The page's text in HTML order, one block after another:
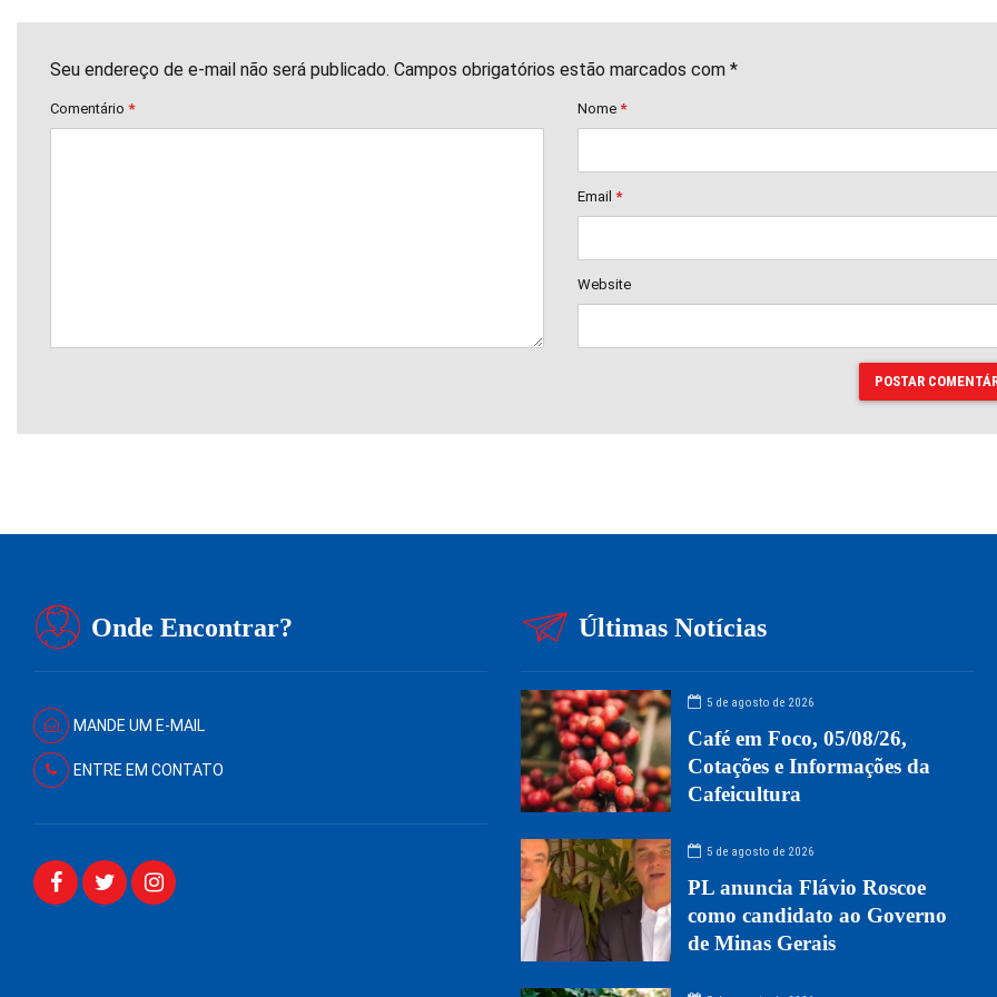
Seu endereço de e-mail não será publicado. Campos obrigatórios estão marcados com *
Comentário * Nome *
Email *
Website
POSTAR
Onde Encontrar?
MANDE UM E-MAIL
ENTRE EM CONTATO
Últimas Notícias
5 de agosto de 2026
Café em Foco, 05/08/26,
Cotações e Informações da
Cafeicultura
5 de agosto de 2026
PL anuncia Flávio Roscoe
como candidato ao Governo
de Minas Gerais